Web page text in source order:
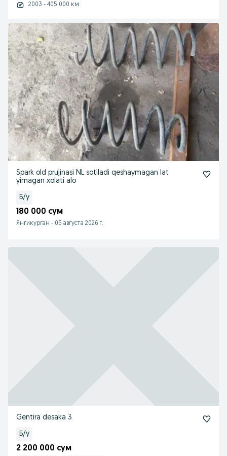
2003 - 405 000 км
Spark old prujinasi NL sotiladi qeshaymagan lat
yimagan xolati alo
Б/у
180 000 сум
Янгикурган - 05 августа 2026 г.
Gentira desaka 3
Б/у
2 200 000 сум